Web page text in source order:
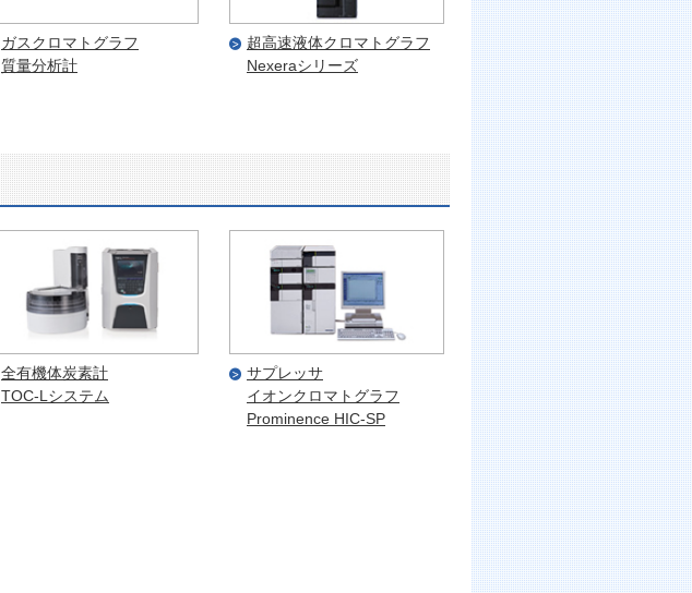
ガスクロマトグラフ
質量分析計
超高速液体クロマトグラフ
Nexeraシリーズ
全有機体炭素計
TOC-Lシステム
サプレッサ
イオンクロマトグラフ
Prominence HIC-SP